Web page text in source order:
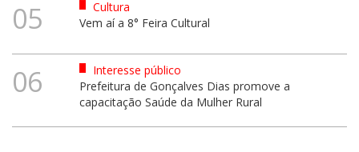
05
Cultura
Vem aí a 8° Feira Cultural
06
Interesse público
Prefeitura de Gonçalves Dias promove a
capacitação Saúde da Mulher Rural